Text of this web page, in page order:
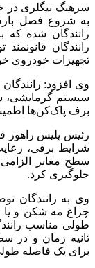
سرهنگ بیگلری در
به شروع فصل
رانندگان شده که
رانندگان
تجهیزات خودروی
وی افزود:
سیستم گرمایشی،
برف پاک‌کن‌ها
رئیس پلیس راهور
شرایط برفی،
سطح معابر الزامی
جلوگیری کرد.
وی به رانندگان
چراغ مه شکن و یا
برای یک فاصله